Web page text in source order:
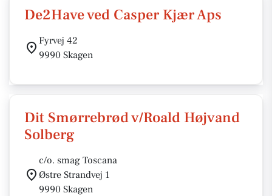
De2Have ved Casper Kjær Aps
Fyrvej 42
9990 Skagen
Dit Smørrebrød v/Roald Højvand
Solberg
c/o. smag Toscana
Østre Strandvej 1
9990 Skagen